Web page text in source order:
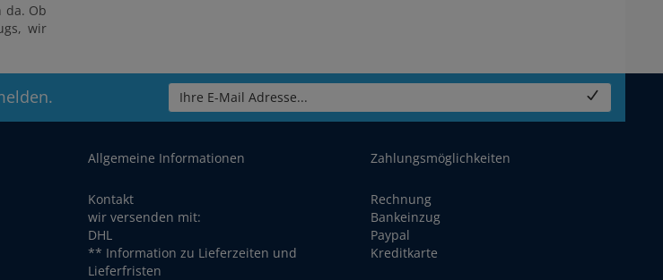
da. Ob
wir
Ihre E-Mail Adresse...
Allgemeine Informationen
Kontakt
wir versenden mit:
DHL
** Information zu Lieferzeiten und
Lieferfristen
Zahlungsmöglichkeiten
Rechnung
Bankeinzug
Paypal
Kreditkarte